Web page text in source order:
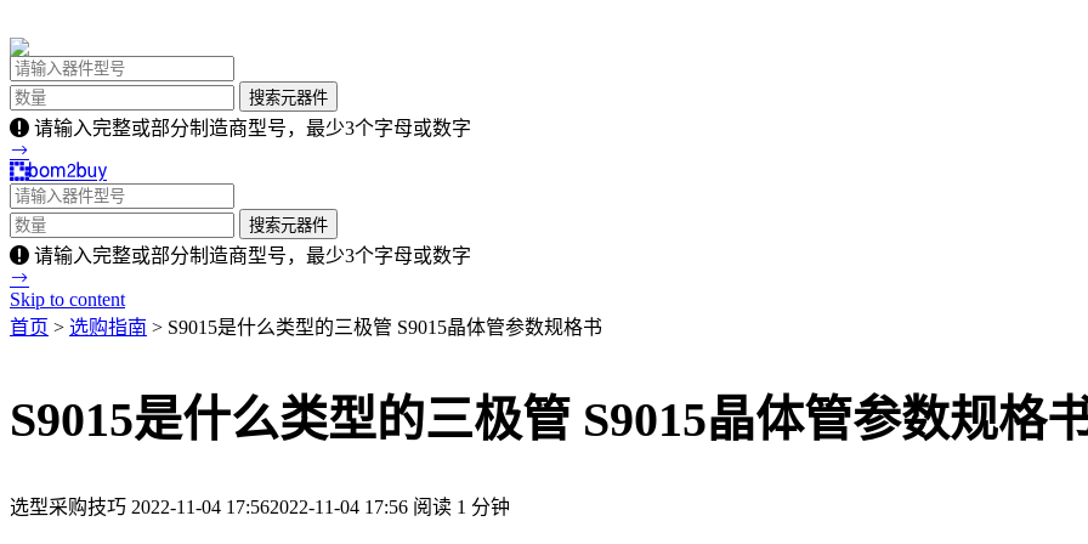
请输入完整或部分制造商型号，最少3个字母或数字
请输入完整或部分制造商型号，最少3个字母或数字
Skip to content
首页 > 选购指南 > S9015是什么类型的三极管 S9015晶体管参数规格书
S9015是什么类型的三极管 S9015晶体管参数规格
选型采购技巧 2022-11-04 17:562022-11-04 17:56 阅读 1 分钟